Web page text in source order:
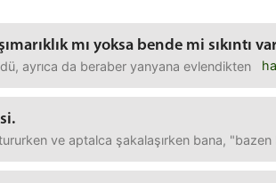
mı yoksa bende mi sıkıntı
ayrıca da beraber yanyana evlendikten
ve aptalca şakalaşırken bana,